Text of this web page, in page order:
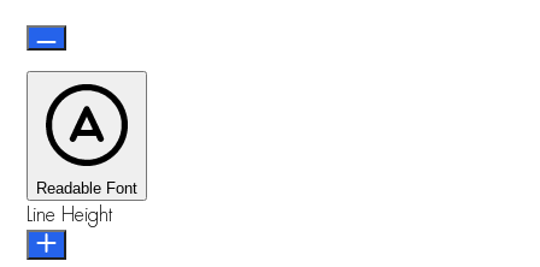
Readable Font
Line Height